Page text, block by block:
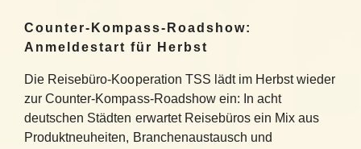
Counter-Kompass-Roadshow:
Anmeldestart für Herbst
Die Reisebüro-Kooperation TSS lädt im Herbst wieder
zur Counter-Kompass-Roadshow ein: In acht
deutschen Städten erwartet Reisebüros ein Mix aus
Produktneuheiten, Branchenaustausch und